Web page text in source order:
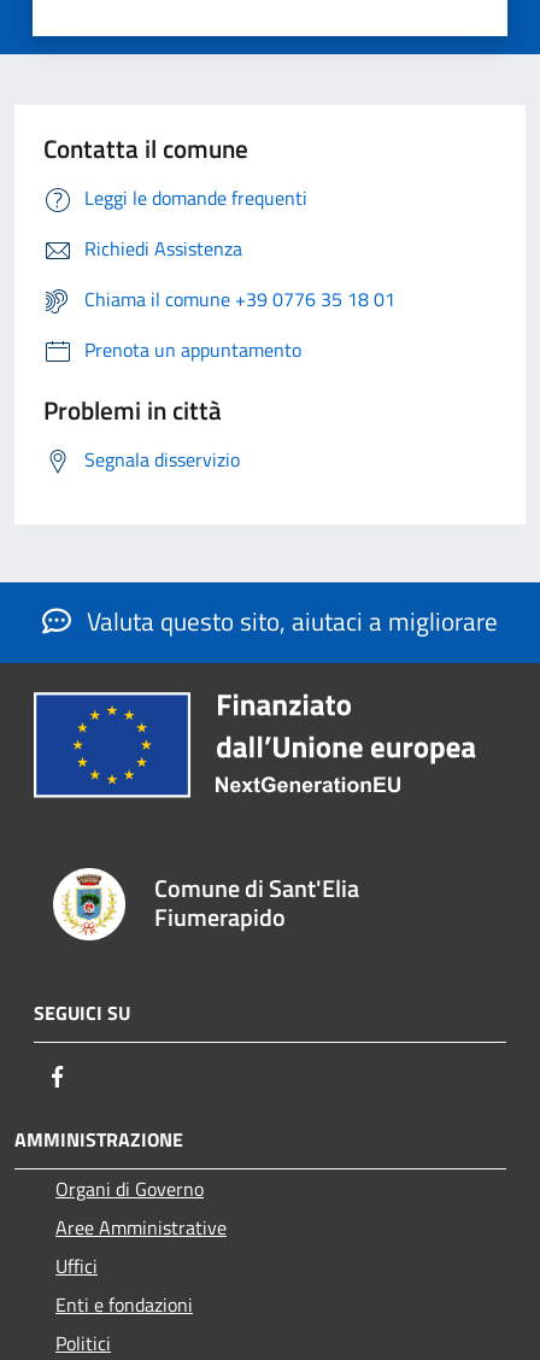
Contatta il comune
Leggi le domande frequenti
Richiedi Assistenza
Chiama il comune +39 0776 35 18 01
Prenota un appuntamento
Problemi in città
Segnala disservizio
Valuta questo sito, aiutaci a migliorare
Comune di Sant'Elia
Fiumerapido
SEGUICI SU
AMMINISTRAZIONE
Organi di Governo
Aree Amministrative
Uffici
Enti e fondazioni
Politici